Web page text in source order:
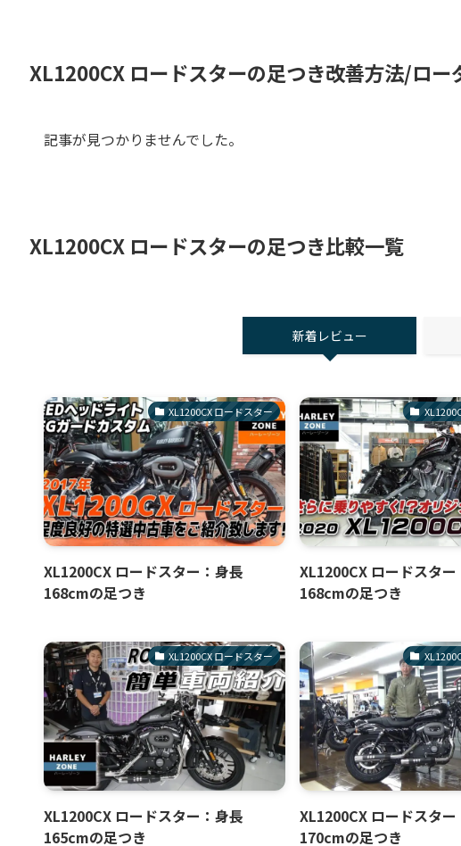
XL1200CX ロードスターの足つき改善方法/ロー
記事が見つかりませんでした。
XL1200CX ロードスターの足つき比較一覧
新着レビュー
XL1200CX ロードスター
XL1200CX ロードスター：身長
168cmの足つき
XL1200CX ロードスタ
168cmの足つき
XL1200CX ロードスター
XL1200CX ロードスター：身長
165cmの足つき
XL1200CX ロードスタ
170cmの足つき